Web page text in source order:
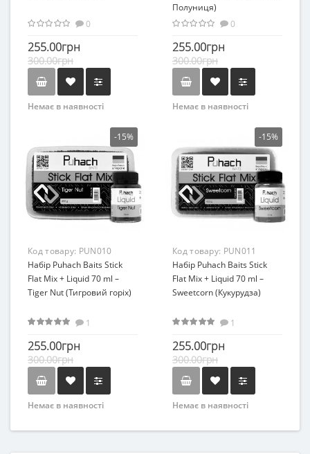
0
255.00грн
300.00грн
Немає в наявності
Полуниця)
0
255.00грн
300.00грн
Немає в наявності
-15%
Код товару: PUN010
Набір Puhach Baits Stick
Flat Mix + Liquid 70 ml –
Tiger Nut (Тигровий горіх)
1
255.00грн
300.00грн
Немає в наявності
-15%
Код товару: PUN011
Набір Puhach Baits Stick
Flat Mix + Liquid 70 ml –
Sweetcorn (Кукурудза)
1
255.00грн
300.00грн
Немає в наявності